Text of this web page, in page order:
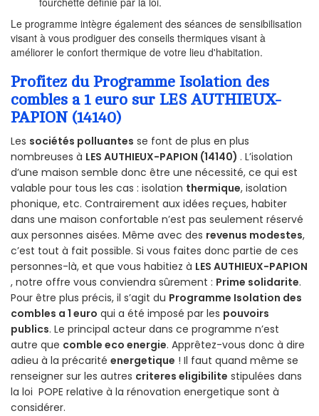
Le programme intègre également des séances de sensibilisation
visant à vous prodiguer des conseils thermiques visant à
améliorer le confort thermique de votre lieu d'habitation.
Profitez du Programme Isolation des
combles a 1 euro sur LES AUTHIEUX-
PAPION (14140)
Les sociétés polluantes se font de plus en plus
nombreuses à LES AUTHIEUX-PAPION (14140) . L’isolation
d’une maison semble donc être une nécessité, ce qui est
valable pour tous les cas : isolation thermique, isolation
phonique, etc. Contrairement aux idées reçues, habiter
dans une maison confortable n’est pas seulement réservé
aux personnes aisées. Même avec des revenus modestes,
c’est tout à fait possible. Si vous faites donc partie de ces
personnes-là, et que vous habitiez à LES AUTHIEUX-PAPION
, notre offre vous conviendra sûrement : Prime solidarite.
Pour être plus précis, il s’agit du Programme Isolation des
combles a 1 euro qui a été imposé par les pouvoirs
publics. Le principal acteur dans ce programme n’est
autre que comble eco energie. Apprêtez-vous donc à dire
adieu à la précarité energetique ! Il faut quand même se
renseigner sur les autres criteres eligibilite stipulées dans
la loi POPE relative à la rénovation energetique sont à
considérer.